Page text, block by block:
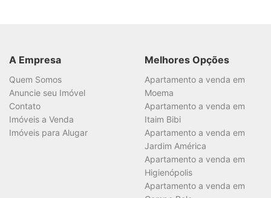
A Empresa
Quem Somos
Anuncie seu Imóvel
Contato
Imóveis a Venda
Imóveis para Alugar
Melhores Opções
Apartamento a venda em
Moema
Apartamento a venda em
Itaim Bibi
Apartamento a venda em
Jardim América
Apartamento a venda em
Higienópolis
Apartamento a venda em